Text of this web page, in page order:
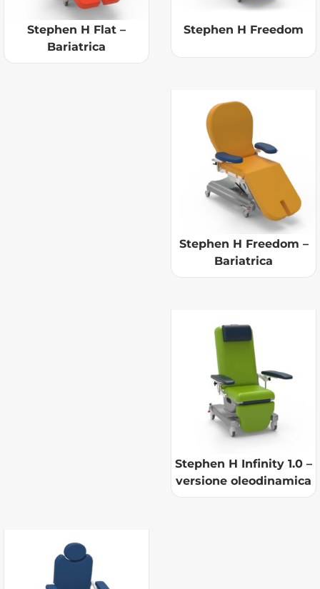
Stephen H Flat –
Bariatrica
Stephen H Freedom
Stephen H Freedom –
Bariatrica
Stephen H Infinity 1.0 –
versione oleodinamica